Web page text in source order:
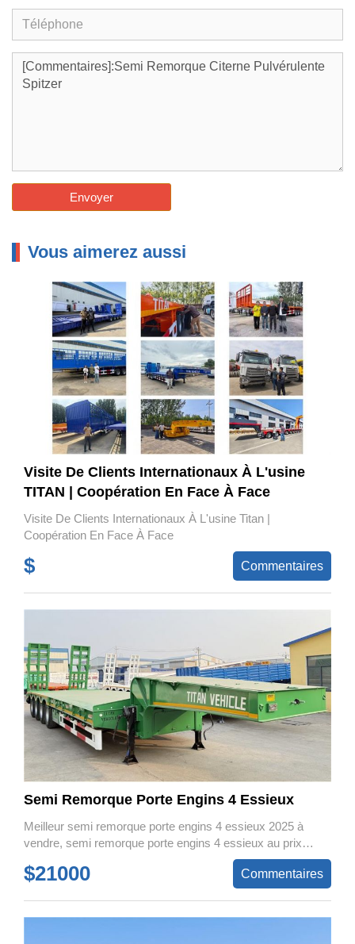
Envoyer
Vous aimerez aussi
Visite De Clients Internationaux À L'usine
TITAN | Coopération En Face À Face
Visite De Clients Internationaux À L'usine Titan |
Coopération En Face À Face
$ Commentaires
Semi Remorque Porte Engins 4 Essieux
Meilleur semi remorque porte engins 4 essieux 2025 à
vendre, semi remorque porte engins 4 essieux au prix
d’usine proposé par le meilleur fabricant et marque de
semi-remorques de 2025.
$21000 Commentaires